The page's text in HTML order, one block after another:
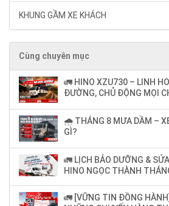
KHUNG GẦM XE KHÁCH
Cùng chuyên mục
🚛 HINO XZU730 – LINH
ĐƯỜNG, CHỦ ĐỘNG MỌI
🌧️ THÁNG 8 MƯA DẦM –
GÌ?
🚛 LỊCH BẢO DƯỠNG &
HINO NGỌC THÀNH
🚛 [VỮNG TIN ĐỒNG